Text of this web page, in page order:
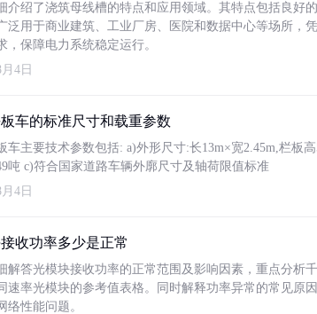
介绍了浇筑母线槽的特点和应用领域。其特点包括良好
泛用于商业建筑、工业厂房、医院和数据中心等场所，
，保障电力系统稳定运行。
4日
车的标准尺寸和载重参数
车主要技术参数包括: a)外形尺寸:长13m×宽2.45m,栏板
吨 c)符合国家道路车辆外廓尺寸及轴荷限值标准
4日
收功率多少是正常
解答光模块接收功率的正常范围及影响因素，重点分析
速率光模块的参考值表格。同时解释功率异常的常见原
络性能问题。